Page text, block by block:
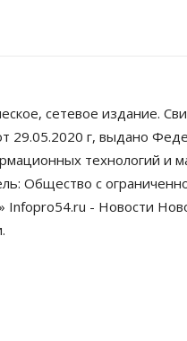
сетевое издание.
г, выдано
технологий и
Общество с
- Новости